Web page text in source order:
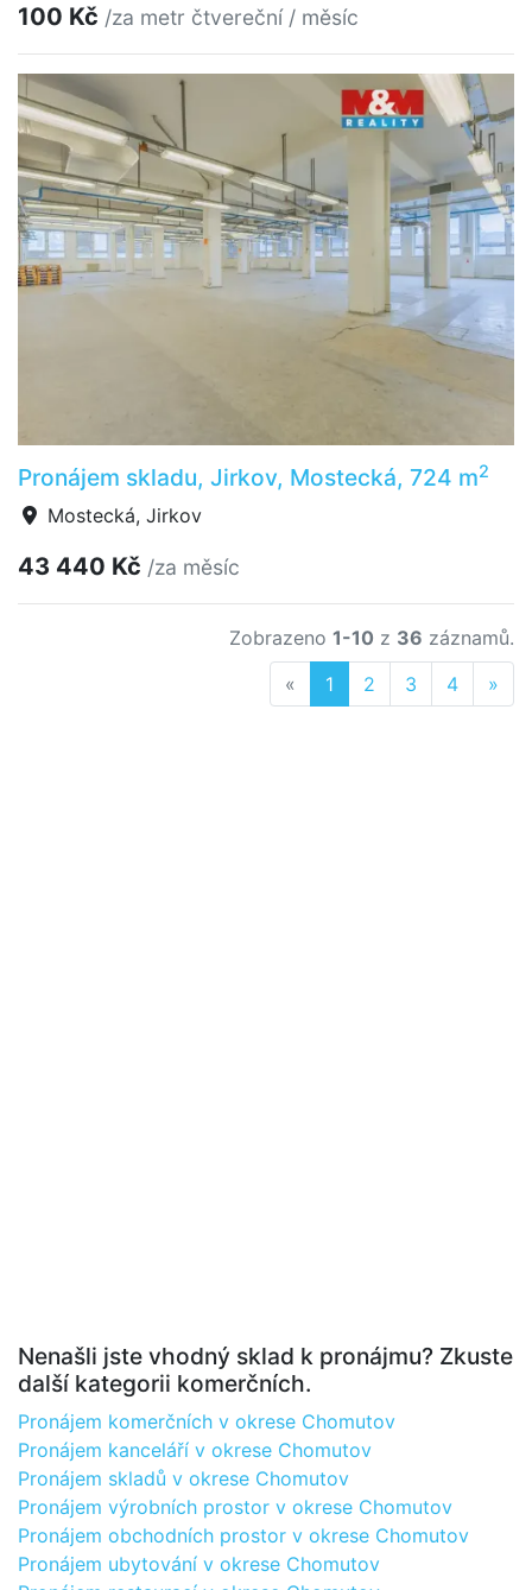
100 Kč /za metr čtvereční / měsíc
Pronájem skladu, Jirkov, Mostecká, 724 m2
Mostecká, Jirkov
43 440 Kč /za měsíc
Zobrazeno 1-10 z 36 záznamů.
« Previous
1 2 3 4 »
Nenašli jste vhodný sklad k pronájmu? Zkuste
další kategorii komerčních.
Pronájem komerčních v okrese Chomutov
Pronájem kanceláří v okrese Chomutov
Pronájem skladů v okrese Chomutov
Pronájem výrobních prostor v okrese Chomutov
Pronájem obchodních prostor v okrese Chomutov
Pronájem ubytování v okrese Chomutov